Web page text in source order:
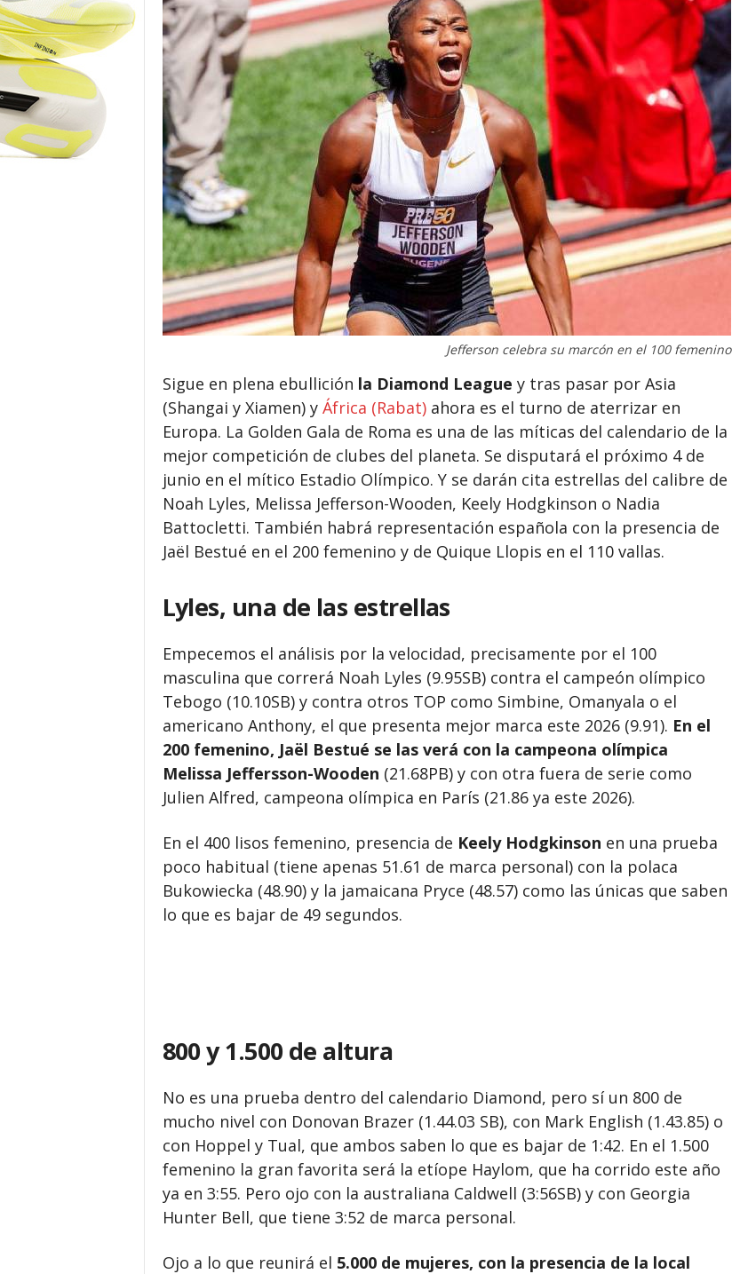
Jefferson celebra su marcón en el 100 femenino
Sigue en plena ebullición la Diamond League y tras pasar por Asia
(Shangai y Xiamen) yÁfrica (Rabat)ahora es el turno de aterrizar en
Europa. La Golden Gala de Roma es una de las míticas del calendario de la
mejor competición de clubes del planeta. Se disputará el próximo 4 de
junio en el mítico Estadio Olímpico. Y se darán cita estrellas del calibre de
Noah Lyles, Melissa Jefferson-Wooden, Keely Hodgkinson o Nadia
Battocletti. También habrá representación española con la presencia de
Jaël Bestué en el 200 femenino y de Quique Llopis en el 110 vallas.
Lyles, una de las estrellas
Empecemos el análisis por la velocidad, precisamente por el 100
masculina que correrá Noah Lyles (9.95SB) contra el campeón olímpico
Tebogo (10.10SB) y contra otros TOP como Simbine, Omanyala o el
americano Anthony, el que presenta mejor marca este 2026 (9.91). En el
200 femenino, Jaël Bestué se las verá con la campeona olímpica
Melissa Jeffersson-Wooden (21.68PB) y con otra fuera de serie como
Julien Alfred, campeona olímpica en París (21.86 ya este 2026).
En el 400 lisos femenino, presencia de Keely Hodgkinson en una prueba
poco habitual (tiene apenas 51.61 de marca personal) con la polaca
Bukowiecka (48.90) y la jamaicana Pryce (48.57) como las únicas que saben
lo que es bajar de 49 segundos.
800 y 1.500 de altura
No es una prueba dentro del calendario Diamond, pero sí un 800 de
mucho nivel con Donovan Brazer (1.44.03 SB), con Mark English (1.43.85) o
con Hoppel y Tual, que ambos saben lo que es bajar de 1:42. En el 1.500
femenino la gran favorita será la etíope Haylom, que ha corrido este año
ya en 3:55. Pero ojo con la australiana Caldwell (3:56SB) y con Georgia
Hunter Bell, que tiene 3:52 de marca personal.
Ojo a lo que reunirá el 5.000 de mujeres, con la presencia de la local